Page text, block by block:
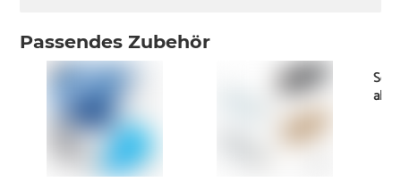
Passendes Zubehör
ab